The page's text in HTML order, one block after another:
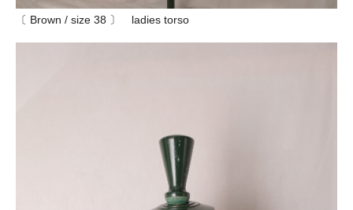
〔 Brown / size 38 〕 ladies torso